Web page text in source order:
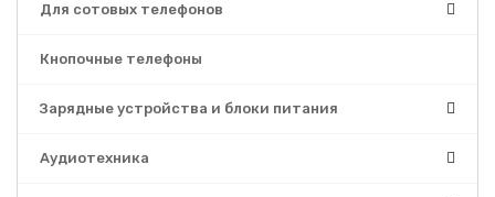
Для сотовых телефонов
Кнопочные телефоны
Зарядные устройства и блоки питания
Аудиотехника